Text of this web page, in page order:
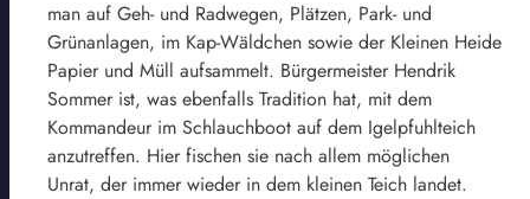
man auf Geh- und Radwegen, Plätzen, Park- und
Grünanlagen, im Kap-Wäldchen sowie der Kleinen Heide
Papier und Müll aufsammelt. Bürgermeister Hendrik
Sommer ist, was ebenfalls Tradition hat, mit dem
Kommandeur im Schlauchboot auf dem Igelpfuhlteich
anzutreffen. Hier fischen sie nach allem möglichen
Unrat, der immer wieder in dem kleinen Teich landet.